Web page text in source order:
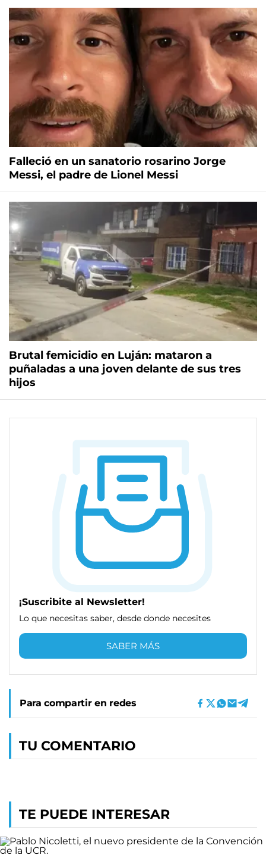
Falleció en un sanatorio rosarino Jorge
Messi, el padre de Lionel Messi
Brutal femicidio en Luján: mataron a
puñaladas a una joven delante de sus tres
hijos
¡Suscribite al Newsletter!
Lo que necesitas saber, desde donde necesites
SABER MÁS
Para compartir en redes
TU COMENTARIO
TE PUEDE INTERESAR